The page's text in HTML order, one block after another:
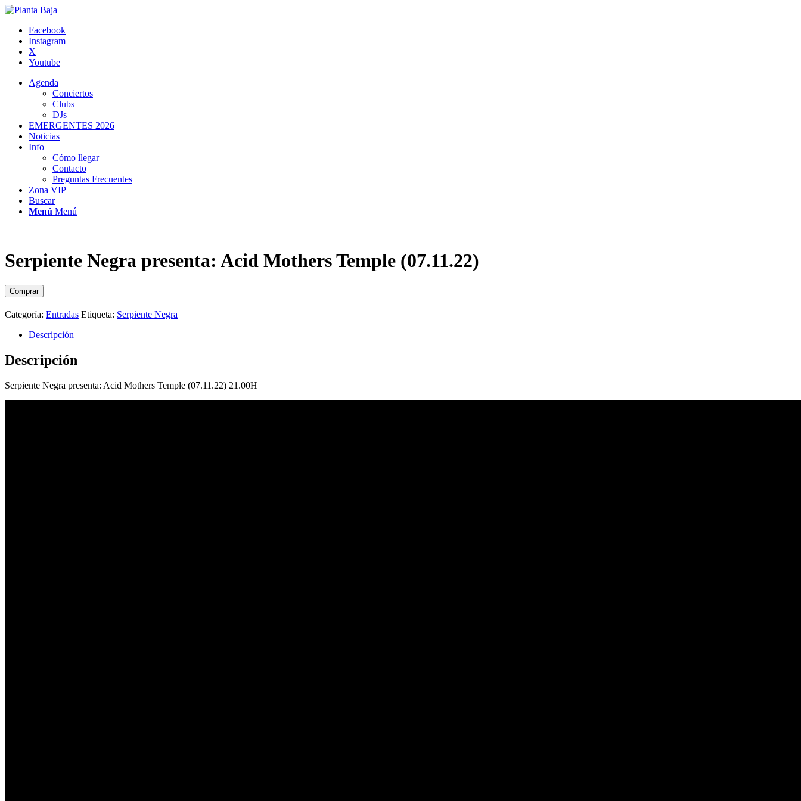
Facebook
Instagram
X
Youtube
Agenda
Conciertos
Clubs
DJs
EMERGENTES 2026
Noticias
Info
Cómo llegar
Contacto
Preguntas Frecuentes
Zona VIP
Buscar
Menú Menú
Serpiente Negra presenta: Acid Mothers Temple (07.11.22)
Comprar
Categoría: Entradas Etiqueta: Serpiente Negra
Descripción
Descripción
Serpiente Negra presenta: Acid Mothers Temple (07.11.22) 21.00H